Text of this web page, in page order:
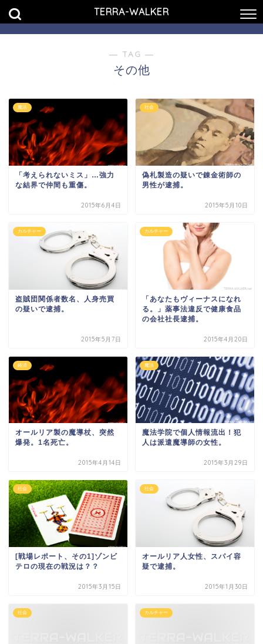
TERRA-WALKER
― TAG ―
その他
魔法
「考えられないミス」…強力
な結界で仲間も重傷。
2015年6月4日
社会
偽札製造の疑いで錬金術師の
男性が逮捕。
2015年5月10日
カルチャー
盗賊団関係者数名、人身売買
の疑いで逮捕。
2015年5月7日
カルチャー
「あなたもヴィーナスになれ
る。」薬事法違反で健康食品
の会社社長逮捕。
2015年4月20日
経済
オールリア製の魔導杖、突然
爆発。1名死亡。
2015年4月14日
魔法
魔法学院で個人情報流出！犯
人は派遣魔導師の女性。
2015年3月29日
社会
[戦場レポート、その1]ゾンビ
テロの現在の戦況は？？
2015年3月15日
社会
オールリア人女性、スパイ容
疑で逮捕。
2015年1月30日
社会 カルチャー